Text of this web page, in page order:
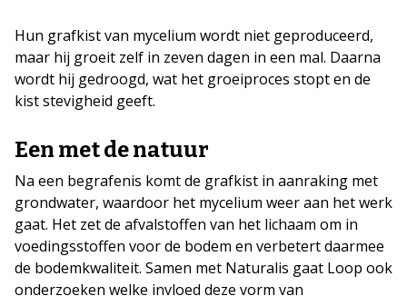
Hun grafkist van mycelium wordt niet geproduceerd,
maar hij groeit zelf in zeven dagen in een mal. Daarna
wordt hij gedroogd, wat het groeiproces stopt en de
kist stevigheid geeft.
Een met de natuur
Na een begrafenis komt de grafkist in aanraking met
grondwater, waardoor het mycelium weer aan het werk
gaat. Het zet de afvalstoffen van het lichaam om in
voedingsstoffen voor de bodem en verbetert daarmee
de bodemkwaliteit. Samen met Naturalis gaat Loop ook
onderzoeken welke invloed deze vorm van